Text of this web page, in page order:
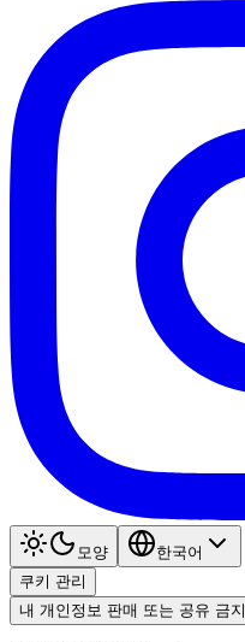
모양
한국어
쿠키 관리
내 개인정보 판매 또는 공유 금지